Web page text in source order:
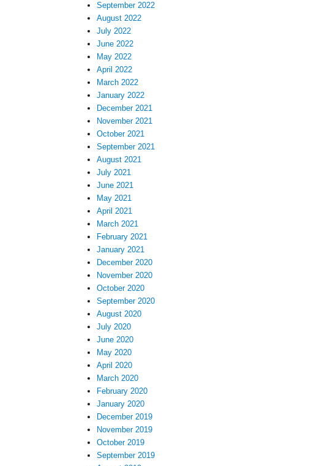
September 2022
August 2022
July 2022
June 2022
May 2022
April 2022
March 2022
January 2022
December 2021
November 2021
October 2021
September 2021
August 2021
July 2021
June 2021
May 2021
April 2021
March 2021
February 2021
January 2021
December 2020
November 2020
October 2020
September 2020
August 2020
July 2020
June 2020
May 2020
April 2020
March 2020
February 2020
January 2020
December 2019
November 2019
October 2019
September 2019